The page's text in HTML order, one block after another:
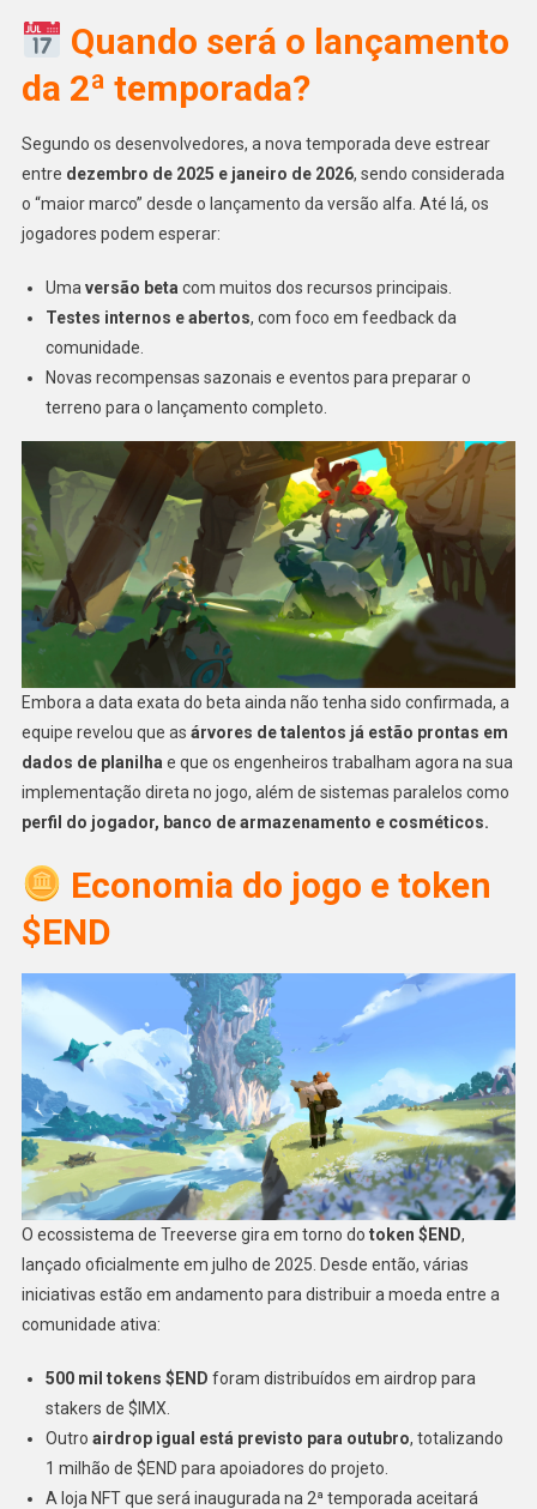
Quando será o lançamento
da 2ª temporada?
Segundo os desenvolvedores, a nova temporada deve estrear
entre dezembro de 2025 e janeiro de 2026, sendo considerada
o “maior marco” desde o lançamento da versão alfa. Até lá, os
jogadores podem esperar:
Uma versão beta com muitos dos recursos principais.
Testes internos e abertos, com foco em feedback da
comunidade.
Novas recompensas sazonais e eventos para preparar o
terreno para o lançamento completo.
Embora a data exata do beta ainda não tenha sido confirmada, a
equipe revelou que as árvores de talentos já estão prontas em
dados de planilha e que os engenheiros trabalham agora na sua
implementação direta no jogo, além de sistemas paralelos como
perfil do jogador, banco de armazenamento e cosméticos.
Economia do jogo e token
$END
O ecossistema de Treeverse gira em torno do token $END,
lançado oficialmente em julho de 2025. Desde então, várias
iniciativas estão em andamento para distribuir a moeda entre a
comunidade ativa:
500 mil tokens $END foram distribuídos em airdrop para
stakers de $IMX.
Outro airdrop igual está previsto para outubro, totalizando
1 milhão de $END para apoiadores do projeto.
A loja NFT que será inaugurada na 2ª temporada aceitará